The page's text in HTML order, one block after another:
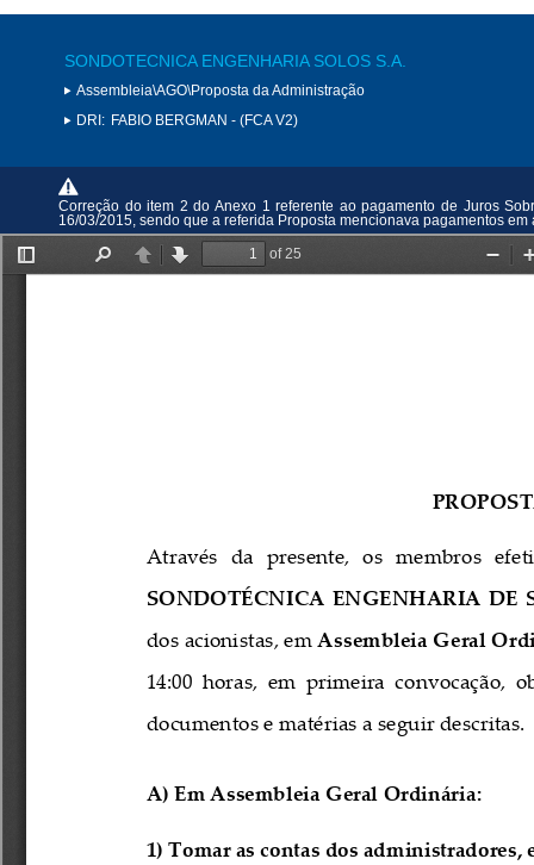
SONDOTECNICA ENGENHARIA SOLOS S.A.
Assembleia\AGO\Proposta da Administração
DRI: FABIO BERGMAN - (FCA V2)
Correção do item 2 do Anexo 1 referente ao pagamento de Juros
16/03/2015, sendo que a referida Proposta mencionava pagamentos em